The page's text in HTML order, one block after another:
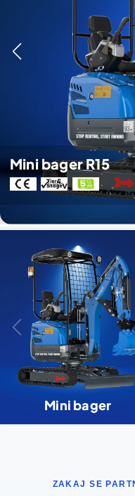
Mini bager R15
Mini bager
ZAKAJ SE